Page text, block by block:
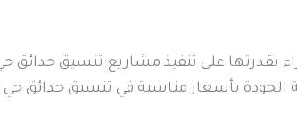
بقدرتها على تنفيذ مشاريع تنسيق حدائق
الجودة بأسعار مناسبة في تنسيق حدائق حي